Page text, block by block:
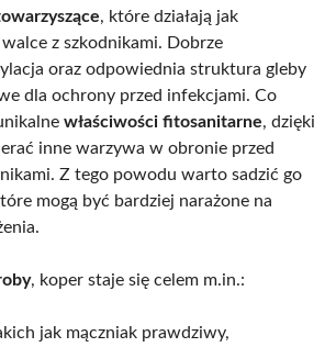
, które działają jak
z szkodnikami. Dobrze
oraz odpowiednia struktura gleby
dla ochrony przed infekcjami. Co
właściwości fitosanitarne, dzięki
inne warzywa w obronie przed
Z tego powodu warto sadzić go
mogą być bardziej narażone na
, koper staje się celem m.in.:
jak mączniak prawdziwy,